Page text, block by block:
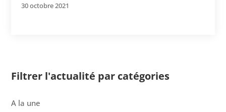
30 octobre 2021
Filtrer l'actualité par catégories
A la une